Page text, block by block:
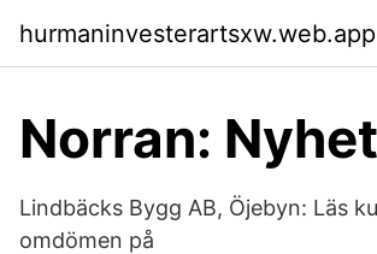
hurmaninvesterartsxw.web.app
Norran:
Lindbäcks Bygg AB, Öjebyn: Läs
omdömen på